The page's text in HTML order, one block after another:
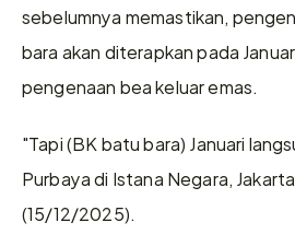
sebelumnya memastikan,
bara akan diterapkan pada
pengenaan bea keluar emas.
"Tapi (BK batu bara) Januari
Purbaya di Istana Negara,
(15/12/2025).